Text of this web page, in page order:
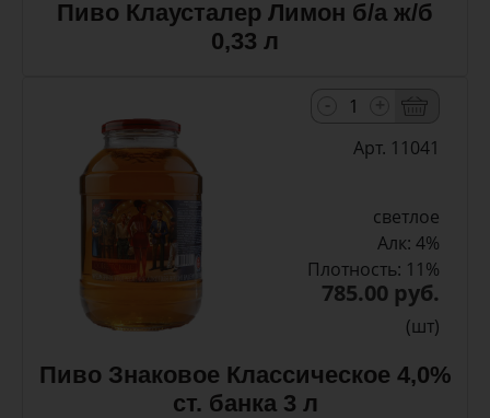
Пиво Клаусталер Лимон б/а ж/б
0,33 л
Арт. 11041
светлое
Алк: 4%
Плотность: 11%
785.00 руб.
(шт)
Пиво Знаковое Классическое 4,0%
ст. банка 3 л